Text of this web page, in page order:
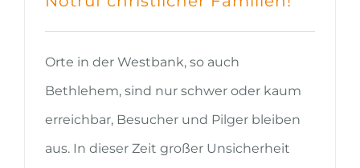
Orte in der Westbank, so auch
Bethlehem, sind nur schwer oder kaum
erreichbar, Besucher und Pilger bleiben
aus. In dieser Zeit großer Unsicherheit